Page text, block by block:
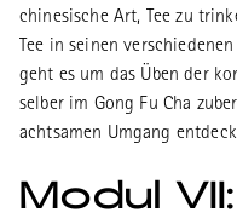
chinesische Art, Tee zu
Tee in seinen
geht es um das Üben der
selber im Gong Fu Cha
achtsamen Umgang
Modul